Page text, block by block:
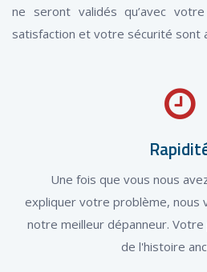
ne seront validés qu’avec
satisfaction et votre sécurité sont
Une fois que vous nous
expliquer votre problème, nous
notre meilleur dépanneur.
de l'histoire